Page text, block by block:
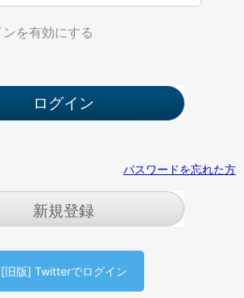
を有効にする
パスワードを忘れた方
新規登録
[旧版] Twitterでログイン